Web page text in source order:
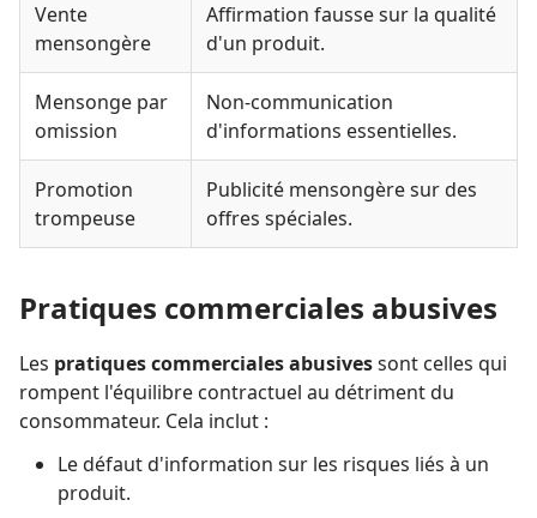
Vente
mensongère
Affirmation fausse sur la qualité
d'un produit.
Mensonge par
omission
Non-communication
d'informations essentielles.
Promotion
trompeuse
Publicité mensongère sur des
offres spéciales.
Pratiques commerciales abusives
Les pratiques commerciales abusivessont celles qui
rompent l'équilibre contractuel au détriment du
consommateur. Cela inclut :
Le défaut d'information sur les risques liés à un
produit.